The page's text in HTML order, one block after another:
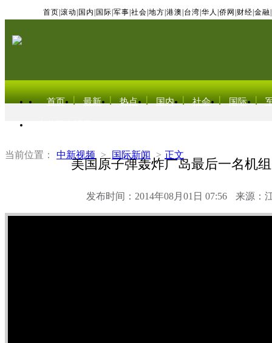
首页 滚动 国内 国际 军事 社会 地方 港澳 台湾 华人 侨网 财经 金融
首页 最新 热点 国内 社会 国际
当前位置： 中新视频 > 国际新闻 > 正文
美国原子弹轰炸广岛最后一名机
发布时间：2014年08月01日 07:56 来源：